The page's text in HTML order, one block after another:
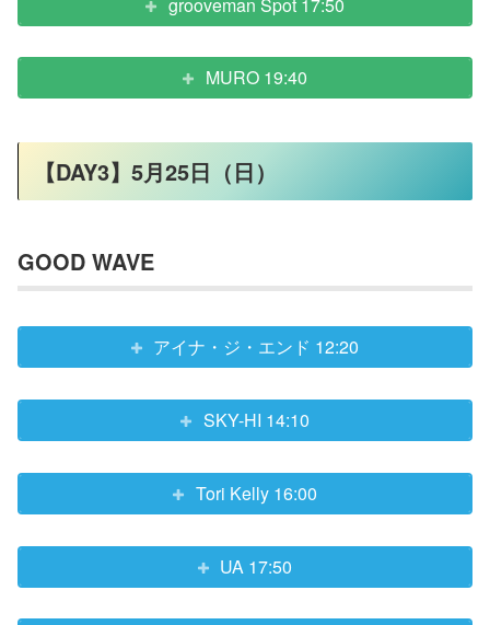
MURO 19:40
【DAY3】5月25日（日）
GOOD WAVE
アイナ・ジ・エンド 12:20
SKY-HI 14:10
Tori Kelly 16:00
UA 17:50